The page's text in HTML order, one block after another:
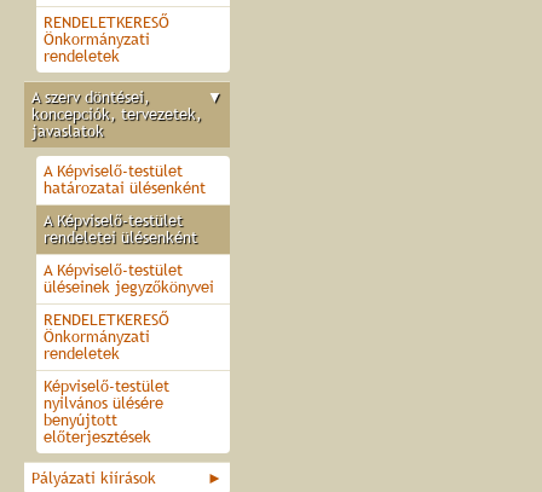
RENDELETKERESŐ
Önkormányzati
rendeletek
▼
A szerv döntései,
koncepciók, tervezetek,
javaslatok
A Képviselő-testület
határozatai ülésenként
A Képviselő-testület
rendeletei ülésenként
A Képviselő-testület
üléseinek jegyzőkönyvei
RENDELETKERESŐ
Önkormányzati
rendeletek
Képviselő-testület
nyilvános ülésére
benyújtott
előterjesztések
►
Pályázati kiírások